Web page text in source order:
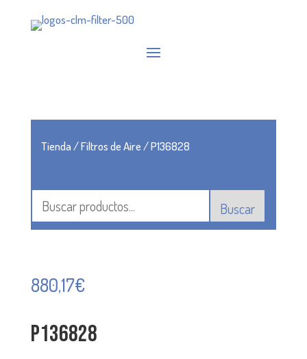
Tienda/Filtros de Aire/ P136828
Buscar
880,17€
P136828